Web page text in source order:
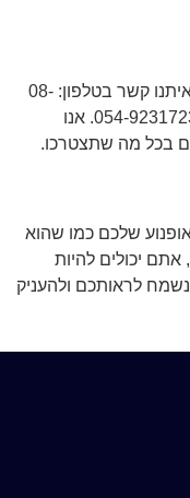
לקביעת תור לבדיקה או לכל שאלה, צרו איתנו קשר בטלפון: 08-
924-8859 או שלחו הודעה בוואטסאפ: 054-9231723. אנו
בכל מה שתצטרכו.
שלכם כמו שהוא
אתם יכולים להיות
לראותכם ולהעניק